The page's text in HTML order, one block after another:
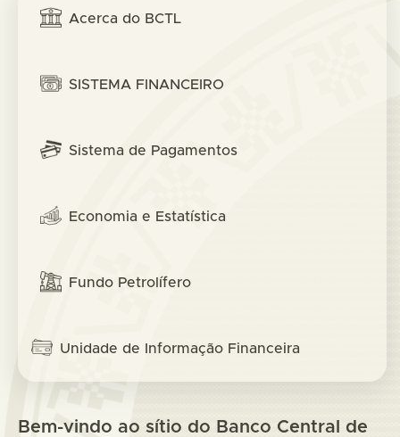
Acerca do BCTL
SISTEMA FINANCEIRO
Sistema de Pagamentos
Economia e Estatística
Fundo Petrolífero
Unidade de Informação Financeira
Bem-vindo ao sítio do Banco Central de